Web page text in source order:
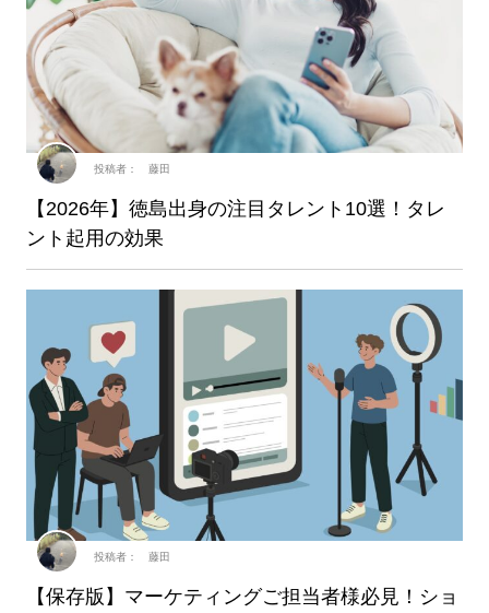
【2026年】徳島出身の注目タレント10選！タレ
ント起用の効果
投稿者： 藤田
【保存版】マーケティングご担当者様必見！ショ
投稿者： 藤田